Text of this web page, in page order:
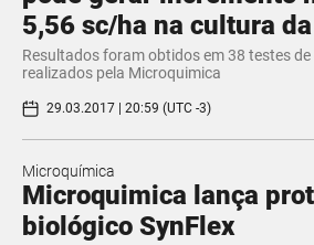
5,56 sc/ha na cultura
Resultados foram obtidos em 38 testes
realizados pela Microquimica
29.03.2017 | 20:59 (UTC -3)
Microquímica
​Microquimica lança
biológico SynFlex